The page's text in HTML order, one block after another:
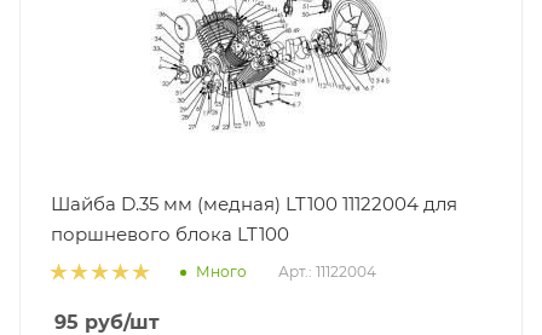
Шайба D.35 мм (медная) LT100 11122004 для
поршневого блока LT100
Много Арт.: 11122004
95 руб/шт